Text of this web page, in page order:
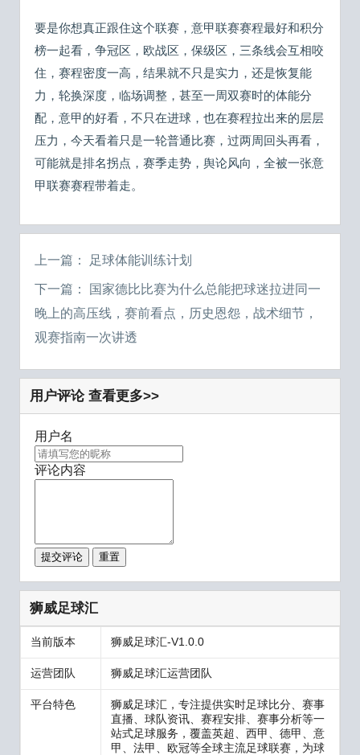
要是你想真正跟住这个联赛，意甲联赛赛程最好和积分
榜一起看，争冠区，欧战区，保级区，三条线会互相咬
住，赛程密度一高，结果就不只是实力，还是恢复能
力，轮换深度，临场调整，甚至一周双赛时的体能分
配，意甲的好看，不只在进球，也在赛程拉出来的层层
压力，今天看着只是一轮普通比赛，过两周回头再看，
可能就是排名拐点，赛季走势，舆论风向，全被一张意
甲联赛赛程带着走。
上一篇： 足球体能训练计划
下一篇：
国家德比比赛为什么总能把球迷拉进同一
晚上的高压线，赛前看点，历史恩怨，战术细节，
观赛指南一次讲透
用户评论 查看更多>>
用户名
评论内容
提交评论 重置
狮威足球汇
当前版本 狮威足球汇-V1.0.0
运营团队 狮威足球汇运营团队
平台特色
狮威足球汇，专注提供实时足球比分、赛事
直播、球队资讯、赛程安排、赛事分析等一
站式足球服务，覆盖英超、西甲、德甲、意
甲、法甲、欧冠等全球主流足球联赛，为球